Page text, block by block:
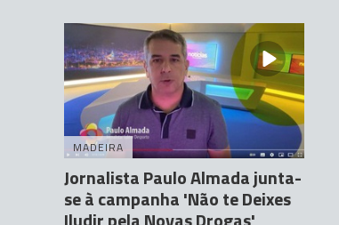
MADEIRA
Jornalista Paulo Almada junta-
se à campanha 'Não te Deixes